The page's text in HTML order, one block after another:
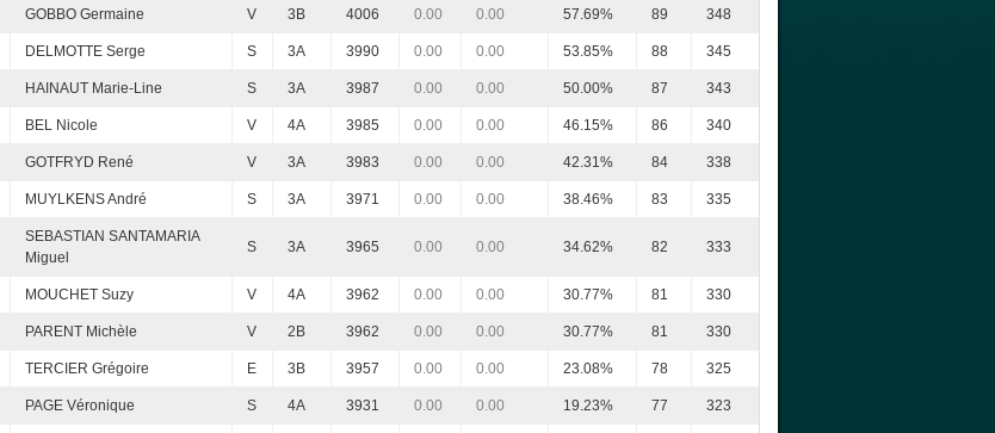
GOBBO Germaine V 3B 4006 0.00 0.00 57.69% 89 348
DELMOTTE Serge S 3A 3990 0.00 0.00 53.85% 88 345
HAINAUT Marie-Line S 3A 3987 0.00 0.00 50.00% 87 343
BEL Nicole V 4A 3985 0.00 0.00 46.15% 86 340
GOTFRYD René V 3A 3983 0.00 0.00 42.31% 84 338
MUYLKENS André S 3A 3971 0.00 0.00 38.46% 83 335
SEBASTIAN SANTAMARIA
Miguel
S 3A 3965 0.00 0.00 34.62% 82 333
MOUCHET Suzy V 4A 3962 0.00 0.00 30.77% 81 330
PARENT Michèle V 2B 3962 0.00 0.00 30.77% 81 330
TERCIER Grégoire E 3B 3957 0.00 0.00 23.08% 78 325
PAGE Véronique S 4A 3931 0.00 0.00 19.23% 77 323